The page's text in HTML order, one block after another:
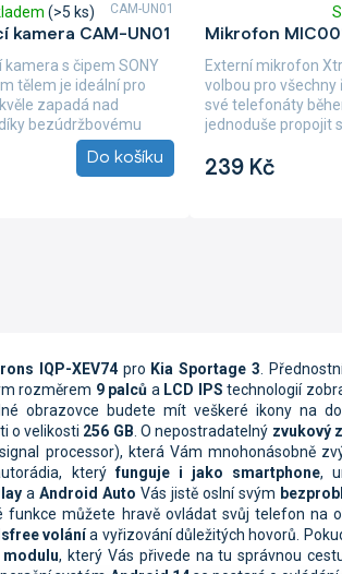
kamera CAM-UN01
(>5 ks)
Do košíku
s čipem SONY
tělem je ideální pro
zapadá nad
bezúdržbovému
CAM-UN01
Mikrofon
hodnocení
produktu
5,0
z
hvězdiček.
239 Kč
Externí mikrofon
volbou pro všechny
své telefonáty
jednoduše propojit
IQP-XEV74 pro Kia Sportage 3.
rozměrem 9 palců aLCD IPStechnologií
obrazovce budete mít veškeré ikony na
o velikosti 256 GB. O nepostradatelný zvukový
processor), která Vám mnohonásobně
kterýfunguje i jako smartphone,
aAndroid Auto Vás jistě oslní svým
můžete hravě ovládat svůj telefon na
volánía vyřizování důležitých hovorů.
modulu, který Vás přivede na tu správnou